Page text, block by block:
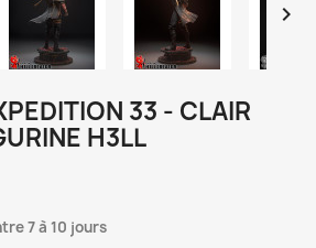

33 - CLAIR
H3LL
7 à 10 jours